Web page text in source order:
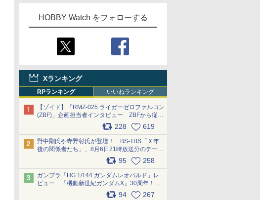
HOBBY Watch をフォローする
Xランキング
RPランキング いいねランキング
【ゾイド】「RMZ-025 ライガーゼロファルコン
(ZBF)」企画担当者インタビュー ZBFから従来
デザインまで再現可能なボリューム満点のキッ
ト pic.x.com/6zOqQAQKkX
228 619
野中剛氏や寺野彰氏が登壇！ BS-TBS「Ｘ年
後の関係者たち」、8月6日21時放送分のテーマ
は「超合金」！ pic.x.com/uWyt1uyuFm
95 258
ガンプラ「HG 1/144 ガンダムレオパルド」レ
ビュー 『機動新世紀ガンダムX』30周年！イ
ンナーアームガトリングの変形機構まで再現し
94 267